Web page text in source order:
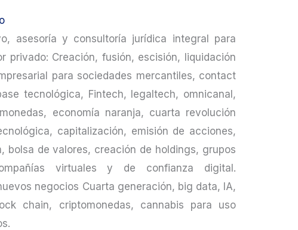
asesoría y consultoría jurídica integral para
privado: Creación, fusión, escisión, liquidación
para sociedades mercantiles, contact
tecnológica, Fintech, legaltech, omnicanal,
economía naranja, cuarta revolución
capitalización, emisión de acciones,
bolsa de valores, creación de holdings, grupos
virtuales y de confianza digital.
negocios Cuarta generación, big data, IA,
chain, criptomonedas, cannabis para uso